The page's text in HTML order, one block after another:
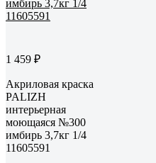
1 459 ₽
Акриловая краска
PALIZH
интерьерная
моющаяся №300
имбирь 3,7кг 1/4
11605591